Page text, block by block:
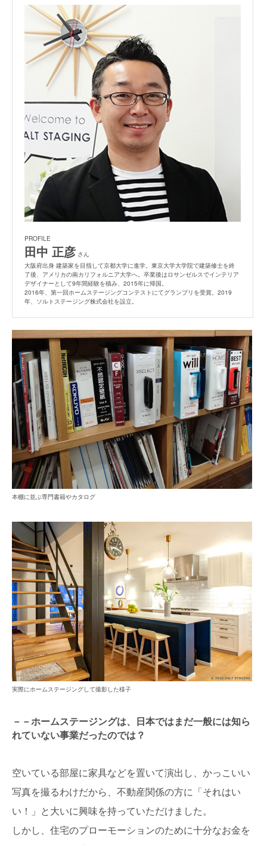
PROFILE
田中 正彦 さん
大阪府出身 建築家を目指して京都大学に進学。東京大学大学院で建築修士を終
了後、アメリカの南カリフォルニア大学へ。卒業後はロサンゼルスでインテリア
デザイナーとして9年間経験を積み、2015年に帰国。
2016年、第一回ホームステージングコンテストにてグランプリを受賞。2019
年、ソルトステージング株式会社を設立。
本棚に並ぶ専門書籍やカタログ
実際にホームステージングして撮影した様子
－－ホームステージングは、日本ではまだ一般には知ら
れていない事業だったのでは？
空いている部屋に家具などを置いて演出し、かっこいい
写真を撮るわけだから、不動産関係の方に「それはい
い！」と大いに興味を持っていただけました。
しかし、住宅のプローモーションのために十分なお金を